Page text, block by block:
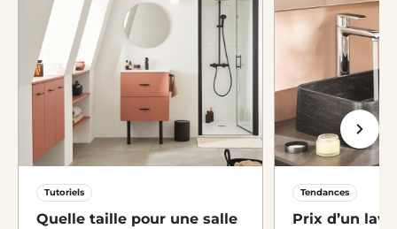
Tutoriels
Quelle taille pour une salle
Tendances
Prix d’un